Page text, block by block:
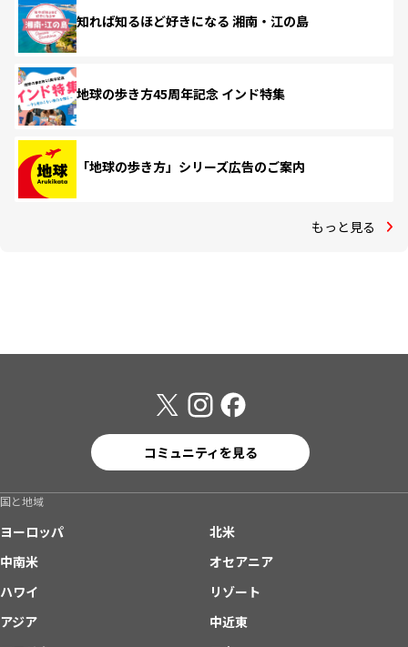
知れば知るほど好きになる 湘南・江の島
地球の歩き方45周年記念 インド特集
「地球の歩き方」シリーズ広告のご案内
もっと見る
コミュニティを見る
国と地域
ヨーロッパ
北米
中南米
オセアニア
ハワイ
リゾート
アジア
中近東